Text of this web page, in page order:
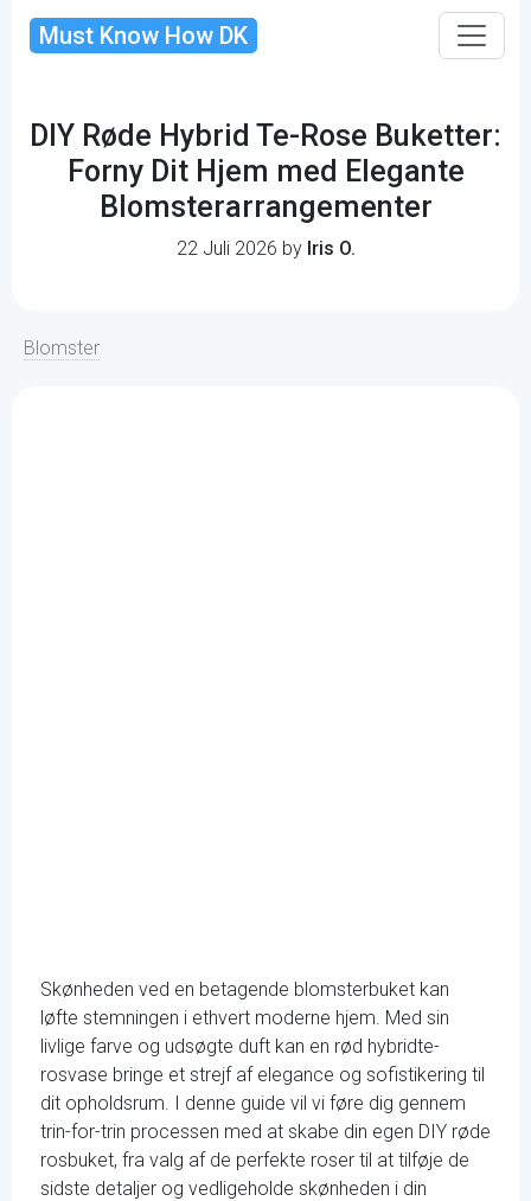
Must Know How DK
DIY Røde Hybrid Te-Rose Buketter:
Forny Dit Hjem med Elegante
Blomsterarrangementer
22 Juli 2026 by Iris O.
Blomster
Skønheden ved en betagende blomsterbuket kan
løfte stemningen i ethvert moderne hjem. Med sin
livlige farve og udsøgte duft kan en rød hybridte-
rosvase bringe et strejf af elegance og sofistikering til
dit opholdsrum. I denne guide vil vi føre dig gennem
trin-for-trin processen med at skabe din egen DIY røde
rosbuket, fra valg af de perfekte roser til at tilføje de
sidste detaljer og vedligeholde skønheden i din